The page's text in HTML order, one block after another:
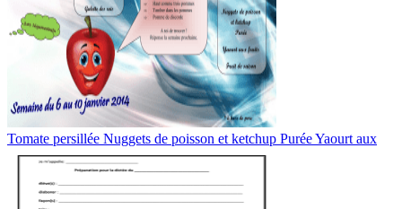
Tomate persillée Nuggets de poisson et ketchup Purée Yaourt aux